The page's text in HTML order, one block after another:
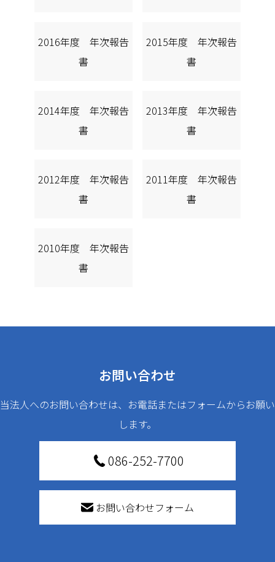
2016年度 年次報告
書
2015年度 年次報告
書
2014年度 年次報告
書
2013年度 年次報告
書
2012年度 年次報告
書
2011年度 年次報告
書
2010年度 年次報告
書
お問い合わせ
当法人へのお問い合わせは、お電話またはフォームからお願い
します。
086-252-7700
お問い合わせフォーム